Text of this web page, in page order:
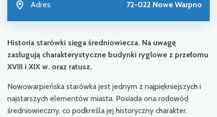
Adres: 72-022 Nowe Warpno
Historia starówki sięga średniowiecza. Na uwagę
zasługują charakterystyczne budynki ryglowe z przełomu
XVIII i XIX w. oraz ratusz.
Nowowarpieńska starówka jest jednym z najpiękniejszych i
najstarszych elementów miasta. Posiada ona rodowód
średniowieczny, co podkreśla jej historyczny charakter.